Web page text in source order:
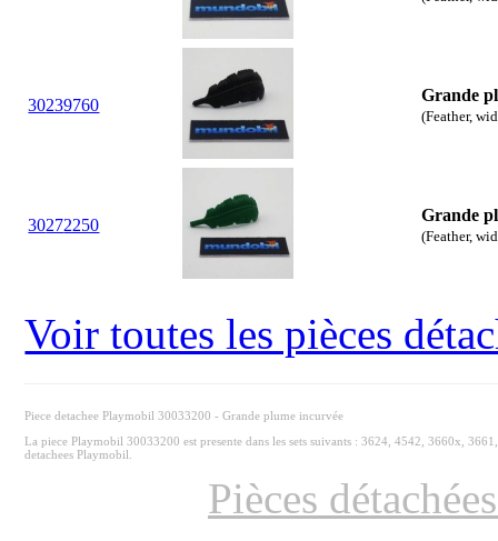
30239760
Grande
(Feather,
30272250
Grande
(Feather,
Voir toutes les pièces
Piece detachee Playmobil 30033200 - Grande plume incurvée
La piece Playmobil 30033200 est presente dans les sets suivants : 3624, 4542, 3660x,
detachees Playmobil.
Pièces